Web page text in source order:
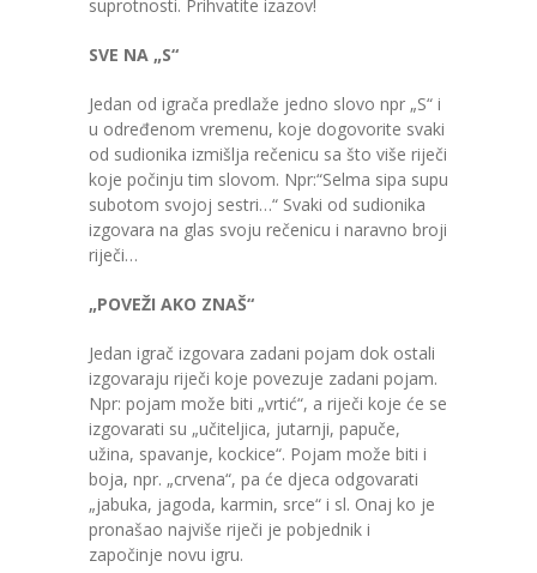
suprotnosti. Prihvatite izazov!
SVE NA „S“
Jedan od igrača predlaže jedno slovo npr „S“ i
u određenom vremenu, koje dogovorite svaki
od sudionika izmišlja rečenicu sa što više riječi
koje počinju tim slovom. Npr:“Selma sipa supu
subotom svojoj sestri…“ Svaki od sudionika
izgovara na glas svoju rečenicu i naravno broji
riječi…
„POVEŽI AKO ZNAŠ“
Jedan igrač izgovara zadani pojam dok ostali
izgovaraju riječi koje povezuje zadani pojam.
Npr: pojam može biti „vrtić“, a riječi koje će se
izgovarati su „učiteljica, jutarnji, papuče,
užina, spavanje, kockice“. Pojam može biti i
boja, npr. „crvena“, pa će djeca odgovarati
„jabuka, jagoda, karmin, srce“ i sl. Onaj ko je
pronašao najviše riječi je pobjednik i
započinje novu igru.